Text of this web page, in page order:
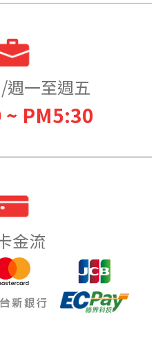
週一至週五
PM5:30
金流